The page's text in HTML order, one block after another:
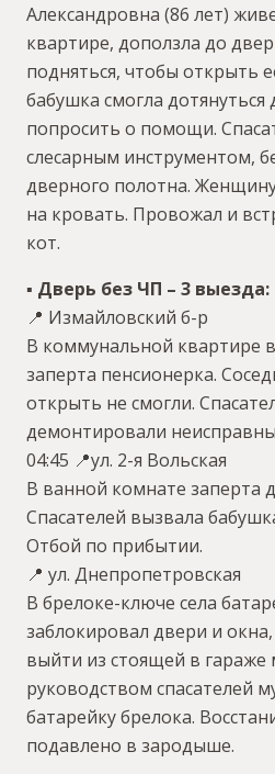
Александровна (86 лет)
квартире, доползла до
подняться, чтобы открыть
бабушка смогла дотянуться
попросить о помощи.
слесарным инструментом,
дверного полотна.
на кровать. Провожал и
кот.
▪️ Дверь без ЧП – 3 выезда:
📍 Измайловский б-р
В коммунальной квартире
заперта пенсионерка.
открыть не смогли.
демонтировали
04:45 📍ул. 2-я Вольская
В ванной комнате заперта
Спасателей вызвала
Отбой по прибытии.
📍 ул. Днепропетровская
В брелоке-ключе села
заблокировал двери и
выйти из стоящей в
руководством спасателей
батарейку брелока.
подавлено в зародыше.